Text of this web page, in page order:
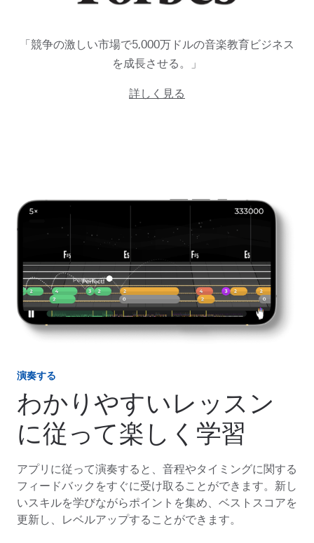
「競争の激しい市場で5,000万ドルの音楽教育ビジネス
を成長させる。」
詳しく見る
演奏する
わかりやすいレッスン
に従って楽しく学習
アプリに従って演奏すると、音程やタイミングに関する
フィードバックをすぐに受け取ることができます。新し
いスキルを学びながらポイントを集め、ベストスコアを
更新し、レベルアップすることができます。